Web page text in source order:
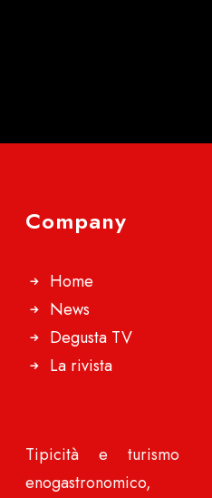
Company
Home
News
Degusta TV
La rivista
Tipicità e turismo
enogastronomico,